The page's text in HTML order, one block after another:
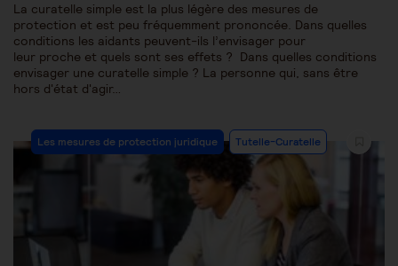
La curatelle simple est la plus légère des mesures de
protection et est peu fréquemment prononcée. Dans quelles
conditions les aidants peuvent-ils l’envisager pour
leur proche et quels sont ses effets ? Dans quelles conditions
envisager une curatelle simple ? La personne qui, sans être
hors d'état d'agir…
Post
Category:
Les mesures de protection juridique Tutelle-Curatelle